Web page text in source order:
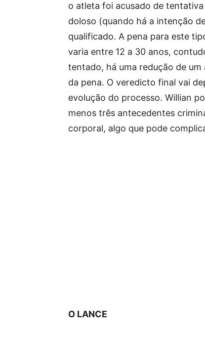
o atleta foi acusado de
doloso (quando há a intenção
qualificado. A pena para este
varia entre 12 a 30 anos,
tentado, há uma redução de um
da pena. O veredicto final vai
evolução do processo. Willian
menos três antecedentes
corporal, algo que pode
O LANCE